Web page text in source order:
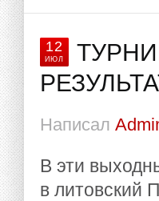
12
ИЮЛ
Написал
В эти
в литовский